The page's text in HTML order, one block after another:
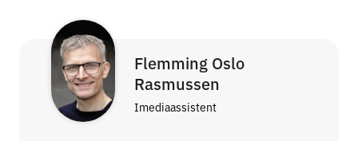
Flemming Oslo
Rasmussen
Imediaassistent